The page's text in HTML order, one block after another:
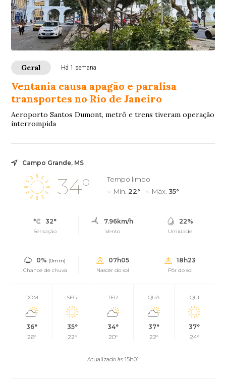
Geral Há 1 semana
Ventania causa apagão e paralisa
transportes no Rio de Janeiro
Aeroporto Santos Dumont, metrô e trens tiveram operação
interrompida
Campo Grande, MS
34°
Tempo limpo
Mín. 22° Máx. 35°
32°
Sensação
7.96km/h
Vento
22%
Umidade
0% (0mm)
Chance de chuva
07h05
Nascer do sol
18h23
Pôr do sol
DOM
36°
26°
SEG
35°
22°
TER
34°
20°
QUA
37°
22°
QUI
37°
24°
Atualizado às 15h01